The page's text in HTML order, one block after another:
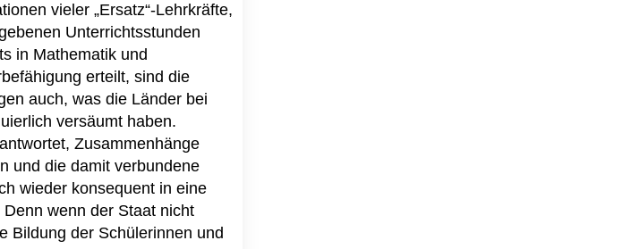
vieler „Ersatz“-Lehrkräfte,
Unterrichtsstunden
in Mathematik und
erteilt, sind die
auch, was die Länder bei
versäumt haben.
Zusammenhänge
und die damit verbundene
wieder konsequent in eine
wenn der Staat nicht
Bildung der Schülerinnen und